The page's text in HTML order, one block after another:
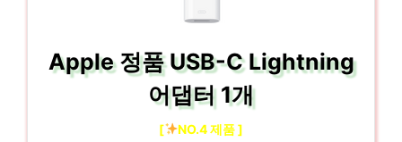
Apple 정품 USB-C Lightning
어댑터 1개
[ NO.4 제품 ]